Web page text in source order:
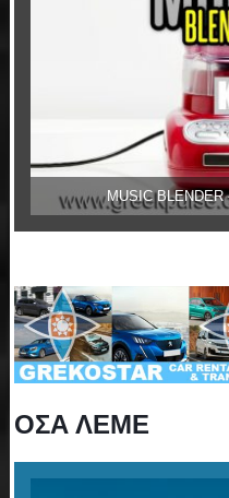
MUSIC BLENDER
ΟΣΑ ΛΕΜΕ